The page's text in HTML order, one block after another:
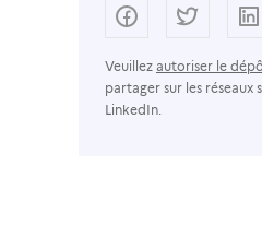
Veuillez autoriser le
partager sur les réseaux
LinkedIn.
Partager sur